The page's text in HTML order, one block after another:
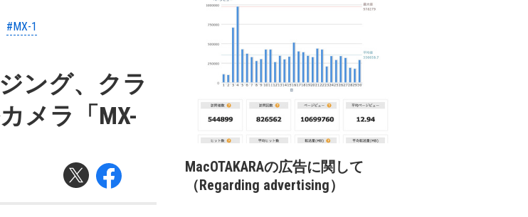
#MX-1
ング、クラ
メラ「MX-
MacOTAKARAの広告に関して
（Regarding advertising）